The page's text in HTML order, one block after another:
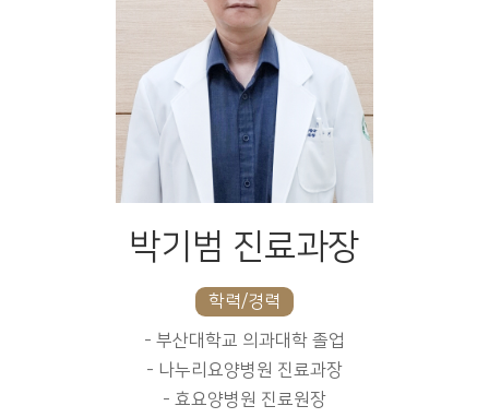
박기범 진료과장
학력/경력
- 부산대학교 의과대학 졸업
- 나누리요양병원 진료과장
- 효요양병원 진료원장